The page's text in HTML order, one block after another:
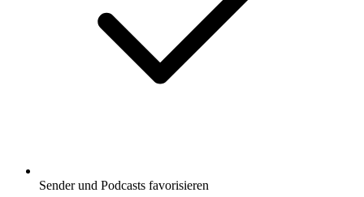
Sender und Podcasts favorisieren